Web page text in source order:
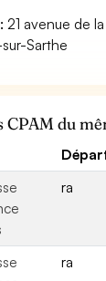
21 avenue de
Sarthe
CPAM du
ra
ra